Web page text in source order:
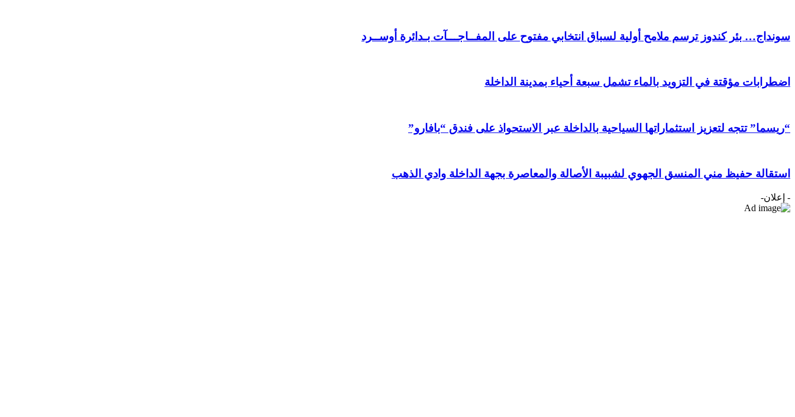
سونداج… بئر كندوز ترسم ملامح أولية لسباق انتخابي مفتوح على المفــاجـــآت بـدائرة أوســرد
اضطرابات مؤقتة في التزويد بالماء تشمل سبعة أحياء بمدينة الداخلة
“ريسما” تتجه لتعزيز استثماراتها السياحية بالداخلة عبر الاستحواذ على فندق “بافارو”
استقالة حفيظ مني المنسق الجهوي لشبيبة الأصالة والمعاصرة بجهة الداخلة وادي الذهب
- إعلان-